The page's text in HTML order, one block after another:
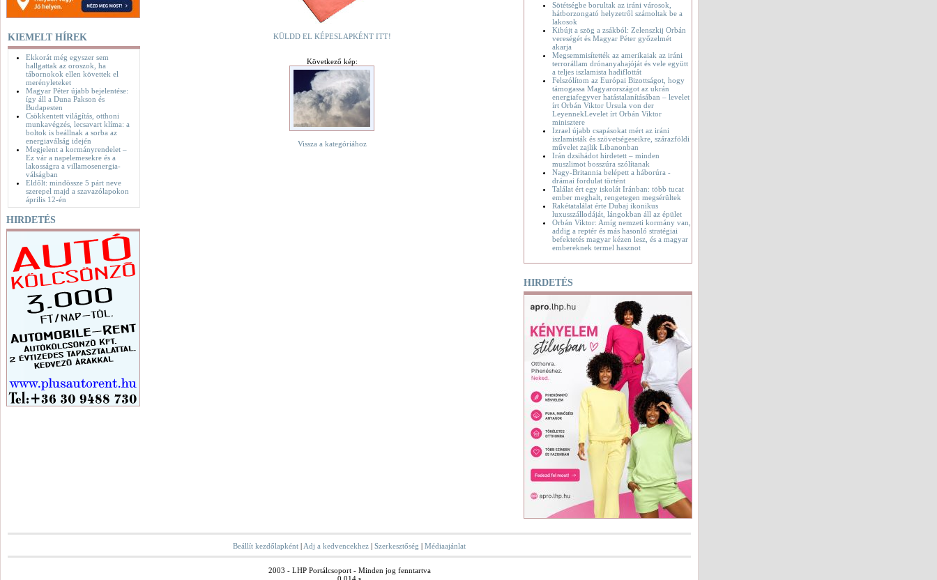
KIEMELT HÍREK
Ekkorát még egyszer sem
hallgattak az oroszok, ha
tábornokok ellen követtek el
merényleteket
Magyar Péter újabb bejelentése:
így áll a Duna Pakson és
Budapesten
Csökkentett világítás, otthoni
munkavégzés, lecsavart klíma: a
boltok is beállnak a sorba az
energiaválság idején
Megjelent a kormányrendelet –
Ez vár a napelemesekre és a
lakosságra a villamosenergia-
válságban
Eldőlt: mindössze 5 párt neve
szerepel majd a szavazólapokon
április 12-én
HIRDETÉS
KÜLDD EL KÉPESLAPKÉNT ITT!
Következő kép:
Vissza a kategóriához
Sötétségbe borultak az iráni városok,
hátborzongató helyzetről számoltak be a
lakosok
Kibújt a szög a zsákból: Zelenszkij Orbán
vereségét és Magyar Péter győzelmét
akarja
Megsemmisítették az amerikaiak az iráni
terrorállam drónanyahajóját és vele együtt
a teljes iszlamista hadiflottát
Felszólítom az Európai Bizottságot, hogy
támogassa Magyarországot az ukrán
energiafegyver hatástalanításában – levelet
írt Orbán Viktor Ursula von der
LeyennekLevelet írt Orbán Viktor
minisztere
Izrael újabb csapásokat mért az iráni
iszlamisták és szövetségeseikre, szárazföldi
művelet zajlik Libanonban
Irán dzsihádot hirdetett – minden
muszlimot bosszúra szólítanak
Nagy-Britannia belépett a háborúra -
drámai fordulat történt
Találat ért egy iskolát Iránban: több tucat
ember meghalt, rengetegen megsérültek
Rakétatalálat érte Dubaj ikonikus
luxusszállodáját, lángokban áll az épület
Orbán Viktor: Amíg nemzeti kormány van,
addig a reptér és más hasonló stratégiai
befektetés magyar kézen lesz, és a magyar
embereknek termel hasznot
HIRDETÉS
Beállít kezdőlapként | Adj a kedvencekhez | Szerkesztőség | Médiaajánlat
2003 - LHP Portálcsoport - Minden jog fenntartva